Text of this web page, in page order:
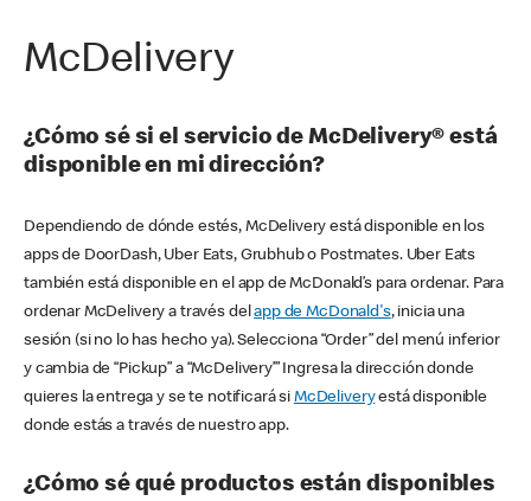
McDelivery
¿Cómo sé si el servicio de McDelivery® está
disponible en mi dirección?
Dependiendo de dónde estés, McDelivery está disponible en los
apps de DoorDash, Uber Eats, Grubhub o Postmates. Uber Eats
también está disponible en el app de McDonald’s para ordenar. Para
ordenar McDelivery a través delapp de McDonald's, inicia una
sesión (si no lo has hecho ya). Selecciona “Order” del menú inferior
y cambia de “Pickup” a “McDelivery’” Ingresa la dirección donde
quieres la entrega y se te notificará si McDeliveryestá disponible
donde estás a través de nuestro app.
¿Cómo sé qué productos están disponibles